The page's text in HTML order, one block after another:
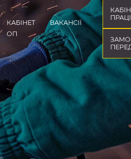
КАБІНЕТ
ОП
ВАКАНСІЇ
ПРАЦІ